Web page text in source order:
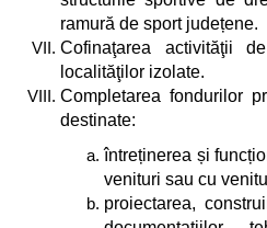
ramură de sport județene.
Cofinaţarea activităţii
localităţilor izolate.
Completarea fondurilor
destinate:
întreținerea și
venituri sau cu
proiectarea,